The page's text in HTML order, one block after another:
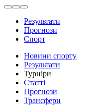
Результати
Прогнози
Спорт
Новини спорту
Результати
Турніри
Статті
Прогнози
Трансфери